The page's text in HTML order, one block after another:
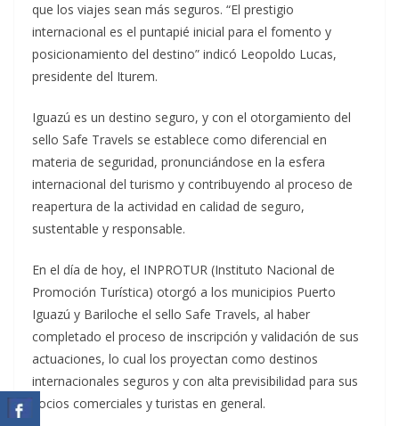
que los viajes sean más seguros. “El prestigio
internacional es el puntapié inicial para el fomento y
posicionamiento del destino” indicó Leopoldo Lucas,
presidente del Iturem.
Iguazú es un destino seguro, y con el otorgamiento del
sello Safe Travels se establece como diferencial en
materia de seguridad, pronunciándose en la esfera
internacional del turismo y contribuyendo al proceso de
reapertura de la actividad en calidad de seguro,
sustentable y responsable.
En el día de hoy, el INPROTUR (Instituto Nacional de
Promoción Turística) otorgó a los municipios Puerto
Iguazú y Bariloche el sello Safe Travels, al haber
completado el proceso de inscripción y validación de sus
actuaciones, lo cual los proyectan como destinos
internacionales seguros y con alta previsibilidad para sus
socios comerciales y turistas en general.